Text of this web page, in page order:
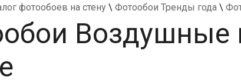
фотообоев на стену \ Фотообои Тренды года \